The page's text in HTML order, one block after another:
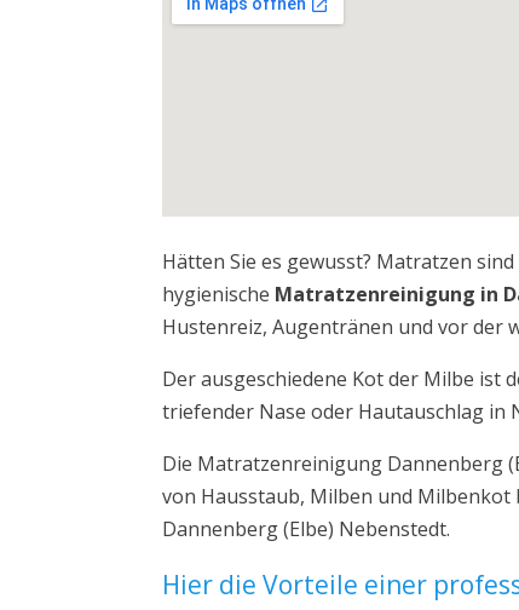
Hätten Sie es gewusst? Matratzen
hygienische Matratzenreinigung in
Hustenreiz, Augentränen und vor der
Der ausgeschiedene Kot der Milbe ist
triefender Nase oder Hautauschlag in
Die Matratzenreinigung Dannenberg
von Hausstaub, Milben und Milbenkot
Dannenberg (Elbe) Nebenstedt.
Hier die Vorteile einer